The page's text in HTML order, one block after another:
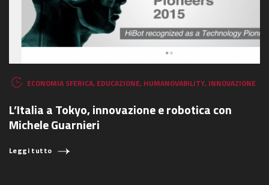
ECONOMIA SFERICA, EDUCAZIONE, HUMANOVABILITY, INNOVAZIONE
L’Italia a Tokyo, innovazione e robotica con
Michele Guarnieri
Leggi tutto